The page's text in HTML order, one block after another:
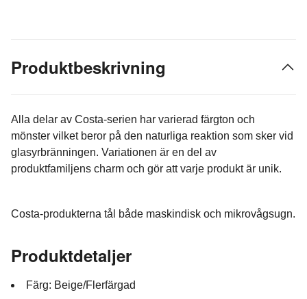
Produktbeskrivning
Alla delar av Costa-serien har varierad färgton och
mönster vilket beror på den naturliga reaktion som sker vid
glasyrbränningen. Variationen är en del av
produktfamiljens charm och gör att varje produkt är unik.
Costa-produkterna tål både maskindisk och mikrovågsugn.
Produktdetaljer
Färg: Beige/Flerfärgad